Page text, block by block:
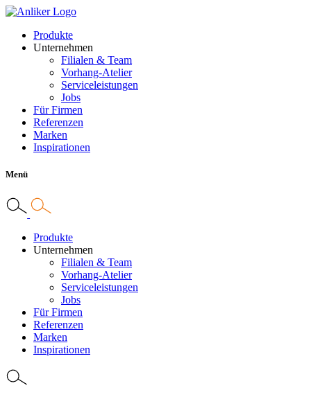
Produkte
Unternehmen
Filialen & Team
Vorhang-Atelier
Serviceleistungen
Jobs
Für Firmen
Referenzen
Marken
Inspirationen
Menü
Produkte
Unternehmen
Filialen & Team
Vorhang-Atelier
Serviceleistungen
Jobs
Für Firmen
Referenzen
Marken
Inspirationen